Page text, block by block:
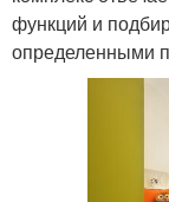
функций и
определенными